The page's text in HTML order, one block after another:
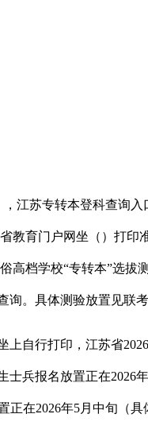
苏专转本登科查询
教育门户网坐（）打
高档学校“专转本”选
。具体测验放置见联
行打印，江苏省
兵报名放置正在2026
正在2026年5月中旬（